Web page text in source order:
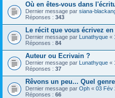
Où en êtes-vous dans
Dernier message par siana-
Réponses : 343
Le récit que vous écrivez
Dernier message par Lunathyque «
Réponses : 84
Auteur ou Ecrivain ?
Dernier message par Lunathyque «
Réponses : 37
Rêvons un peu... Quel
Dernier message par Oph « 03 Fév
Réponses : 66